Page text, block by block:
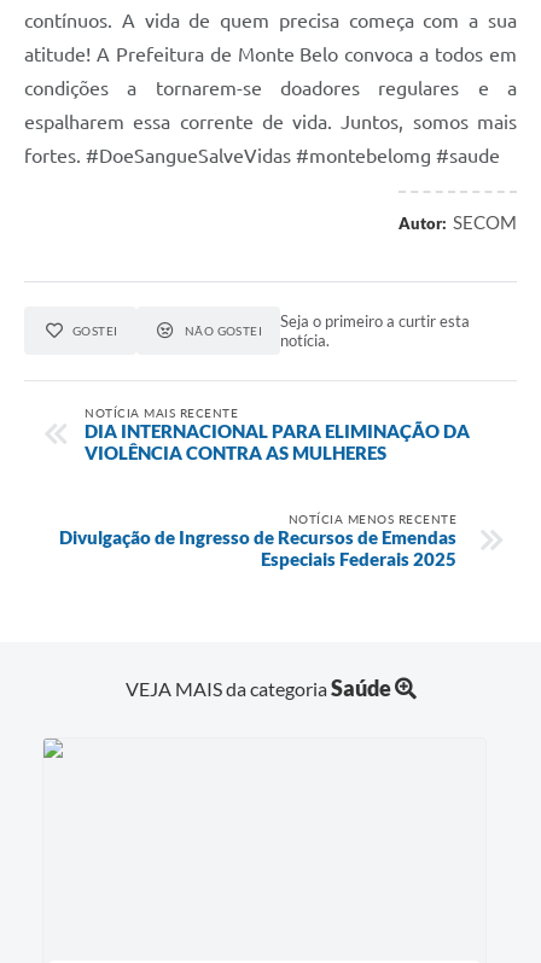
contínuos. A vida de quem precisa começa com a sua
atitude! A Prefeitura de Monte Belo convoca a todos em
condições a tornarem-se doadores regulares e a
espalharem essa corrente de vida. Juntos, somos mais
fortes. #DoeSangueSalveVidas #montebelomg #saude
Autor: SECOM
GOSTEI NÃO GOSTEI
Seja o primeiro a curtir esta
notícia.
NOTÍCIA MAIS RECENTE
DIA INTERNACIONAL PARA ELIMINAÇÃO DA
VIOLÊNCIA CONTRA AS MULHERES
NOTÍCIA MENOS RECENTE
Divulgação de Ingresso de Recursos de Emendas
Especiais Federais 2025
VEJA MAIS da categoriaSaúde